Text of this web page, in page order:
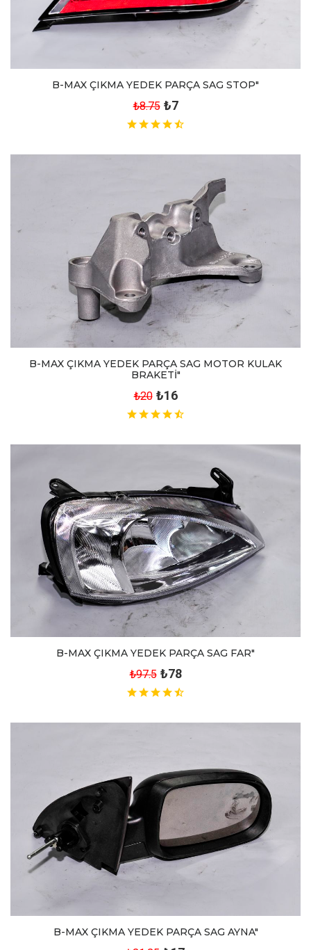
B-MAX ÇIKMA YEDEK PARÇA SAG STOP"
₺8.75 ₺7
B-MAX ÇIKMA YEDEK PARÇA SAG MOTOR KULAK
BRAKETİ"
₺20 ₺16
B-MAX ÇIKMA YEDEK PARÇA SAG FAR"
₺97.5 ₺78
B-MAX ÇIKMA YEDEK PARÇA SAG AYNA"